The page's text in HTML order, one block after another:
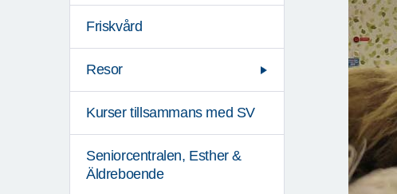
Friskvård
Resor
Kurser tillsammans med SV
Seniorcentralen, Esther &
Äldreboende